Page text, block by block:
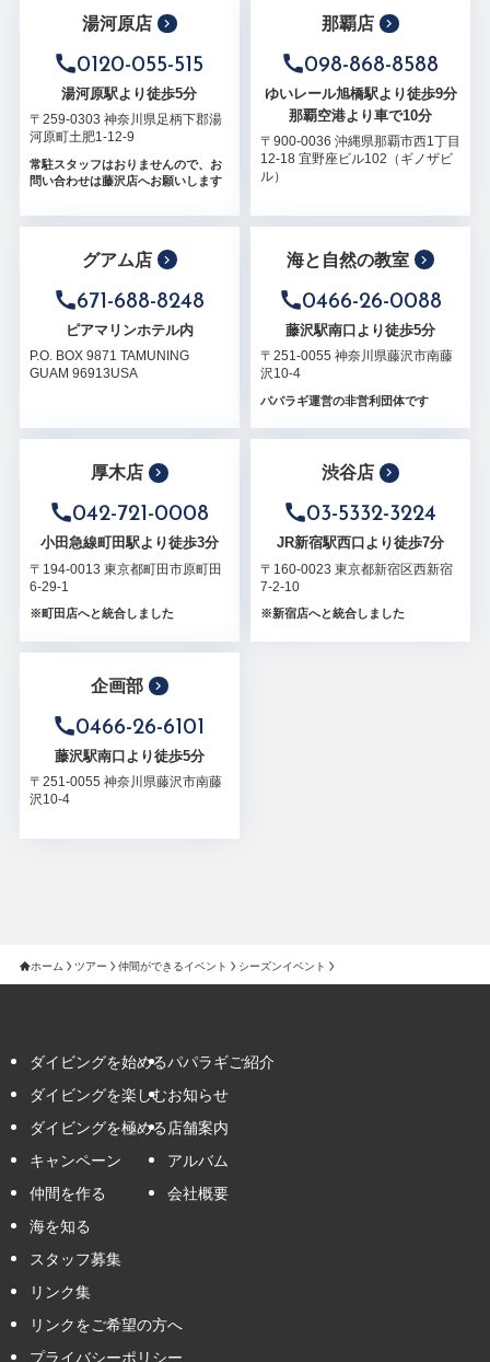
湯河原店
0120-055-515
湯河原駅より徒歩5分
〒259-0303 神奈川県足柄下郡湯
河原町土肥1-12-9
常駐スタッフはおりませんので、お
問い合わせは藤沢店へお願いします
那覇店
098-868-8588
ゆいレール旭橋駅より徒歩9分
那覇空港より車で10分
〒900-0036 沖縄県那覇市西1丁目
12-18 宜野座ビル102（ギノザビ
ル）
グアム店
671-688-8248
ピアマリンホテル内
P.O. BOX 9871 TAMUNING
GUAM 96913USA
海と自然の教室
0466-26-0088
藤沢駅南口より徒歩5分
〒251-0055 神奈川県藤沢市南藤
沢10-4
パパラギ運営の非営利団体です
厚木店
042-721-0008
小田急線町田駅より徒歩3分
〒194-0013 東京都町田市原町田
6-29-1
※町田店へと統合しました
渋谷店
03-5332-3224
JR新宿駅西口より徒歩7分
〒160-0023 東京都新宿区西新宿
7-2-10
※新宿店へと統合しました
企画部
0466-26-6101
藤沢駅南口より徒歩5分
〒251-0055 神奈川県藤沢市南藤
沢10-4
ホーム ツアー 仲間ができるイベント シーズンイベント
ダイビングを始める
ダイビングを楽しむ
ダイビングを極める
キャンペーン
仲間を作る
海を知る
パパラギご紹介
お知らせ
店舗案内
アルバム
会社概要
スタッフ募集
リンク集
リンクをご希望の方へ
プライバシーポリシー